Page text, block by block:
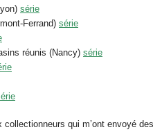
série
Ferrand) série
réunis (Nancy) série
collectionneurs qui m’ont envoyé